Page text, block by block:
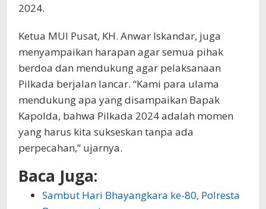
2024.
Ketua MUI Pusat, KH. Anwar Iskandar, juga
menyampaikan harapan agar semua pihak
berdoa dan mendukung agar pelaksanaan
Pilkada berjalan lancar. “Kami para ulama
mendukung apa yang disampaikan Bapak
Kapolda, bahwa Pilkada 2024 adalah momen
yang harus kita sukseskan tanpa ada
perpecahan,” ujarnya.
Baca Juga:
Sambut Hari Bhayangkara ke-80, Polresta